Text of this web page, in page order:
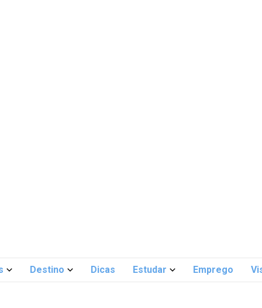
Destino Dicas Estudar Emprego